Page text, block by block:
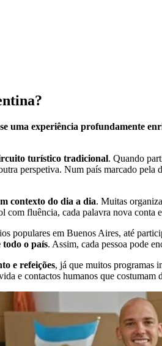
uma experiência profundamente
turístico tradicional. Quando
perspetiva. Num país marcado
contexto do dia a dia. Muitas
fluência, cada palavra nova conta
populares em Buenos Aires, até
o país. Assim, cada pessoa pode
e refeições, já que muitos programas
e contactos humanos que costumam